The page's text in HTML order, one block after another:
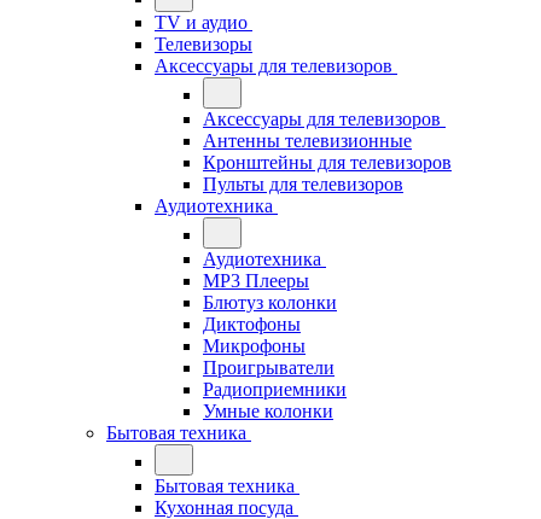
TV и аудио
Телевизоры
Аксессуары для телевизоров
Аксессуары для телевизоров
Антенны телевизионные
Кронштейны для телевизоров
Пульты для телевизоров
Аудиотехника
Аудиотехника
MP3 Плееры
Блютуз колонки
Диктофоны
Микрофоны
Проигрыватели
Радиоприемники
Умные колонки
Бытовая техника
Бытовая техника
Кухонная посуда